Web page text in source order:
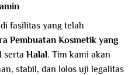
fasilitas yang telah
Pembuatan Kosmetik yang
serta Halal. Tim kami akan
stabil, dan lolos uji legalitas